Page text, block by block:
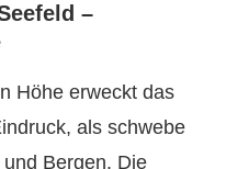
–
Höhe erweckt das
als schwebe
Bergen. Die